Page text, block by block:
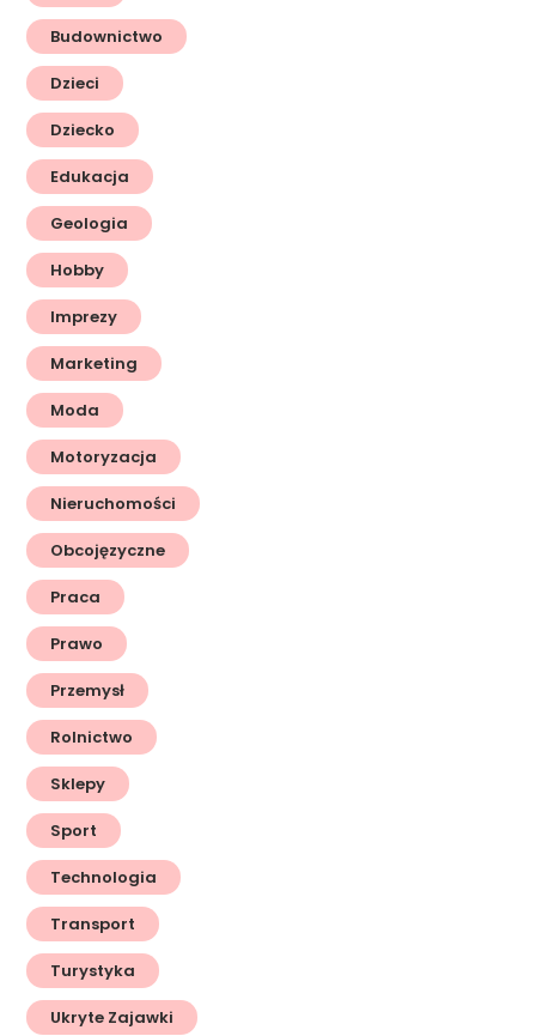
Budownictwo
Dzieci
Dziecko
Edukacja
Geologia
Hobby
Imprezy
Marketing
Moda
Motoryzacja
Nieruchomości
Obcojęzyczne
Praca
Prawo
Przemysł
Rolnictwo
Sklepy
Sport
Technologia
Transport
Turystyka
Ukryte Zajawki